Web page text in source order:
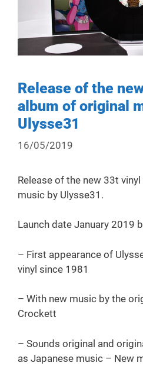
Release of the
album of original
Ulysse31
16/05/2019
Release of the new 33t
music by Ulysse31.
Launch date January 2019
– First appearance of
vinyl since 1981
– With new music by the
Crockett
– Sounds original and
as Japanese music – New